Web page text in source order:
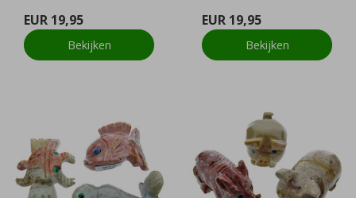
EUR 19,95
Bekijken
EUR 19,95
Bekijken